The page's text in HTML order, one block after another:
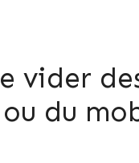
vider
du